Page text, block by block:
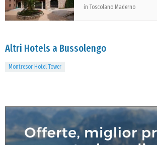
in Toscolano Maderno
Altri Hotels a Bussolengo
Montresor Hotel Tower